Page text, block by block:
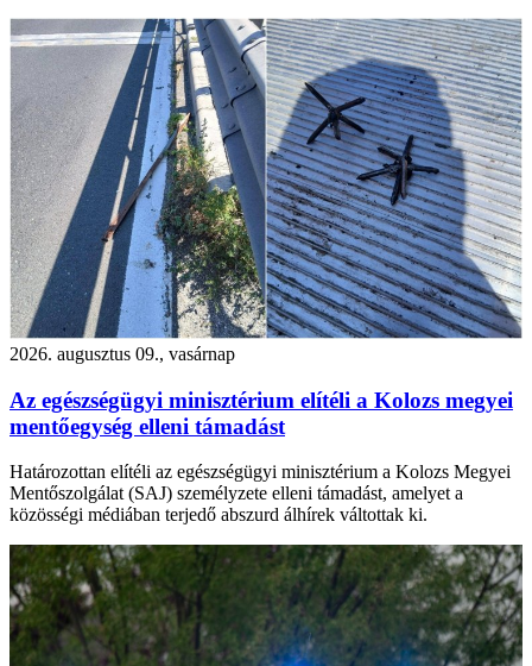
2026. augusztus 09., vasárnap
Az egészségügyi minisztérium elítéli a Kolozs megyei
mentőegység elleni támadást
Határozottan elítéli az egészségügyi minisztérium a Kolozs Megyei
Mentőszolgálat (SAJ) személyzete elleni támadást, amelyet a
közösségi médiában terjedő abszurd álhírek váltottak ki.